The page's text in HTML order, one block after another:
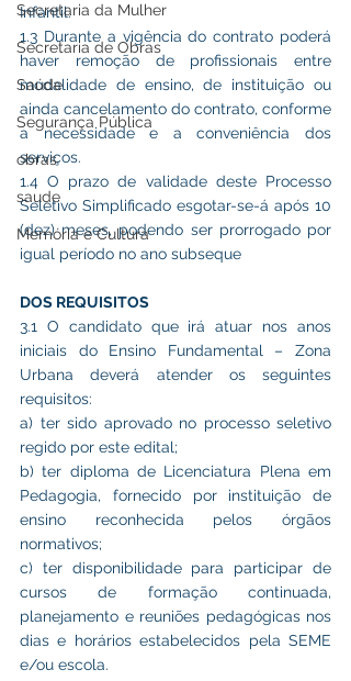
Secretaria da Mulher
Secretaria de Obras
Saúde
Segurança Pública
obras
saude
Memória e Cultura
Infantil.
1.3 Durante a vigência do contrato poderá
haver remoção de profissionais entre
modalidade de ensino, de instituição ou
ainda cancelamento do contrato, conforme
a necessidade e a conveniência dos
serviços.
1.4 O prazo de validade deste Processo
Seletivo Simplificado esgotar-se-á após 10
(dez) meses, podendo ser prorrogado por
igual período no ano subseque
DOS REQUISITOS
3.1 O candidato que irá atuar nos anos
iniciais do Ensino Fundamental – Zona
Urbana deverá atender os seguintes
requisitos:
a) ter sido aprovado no processo seletivo
regido por este edital;
b) ter diploma de Licenciatura Plena em
Pedagogia, fornecido por instituição de
ensino reconhecida pelos órgãos
normativos;
c) ter disponibilidade para participar de
cursos de formação continuada,
planejamento e reuniões pedagógicas nos
dias e horários estabelecidos pela SEME
e/ou escola.